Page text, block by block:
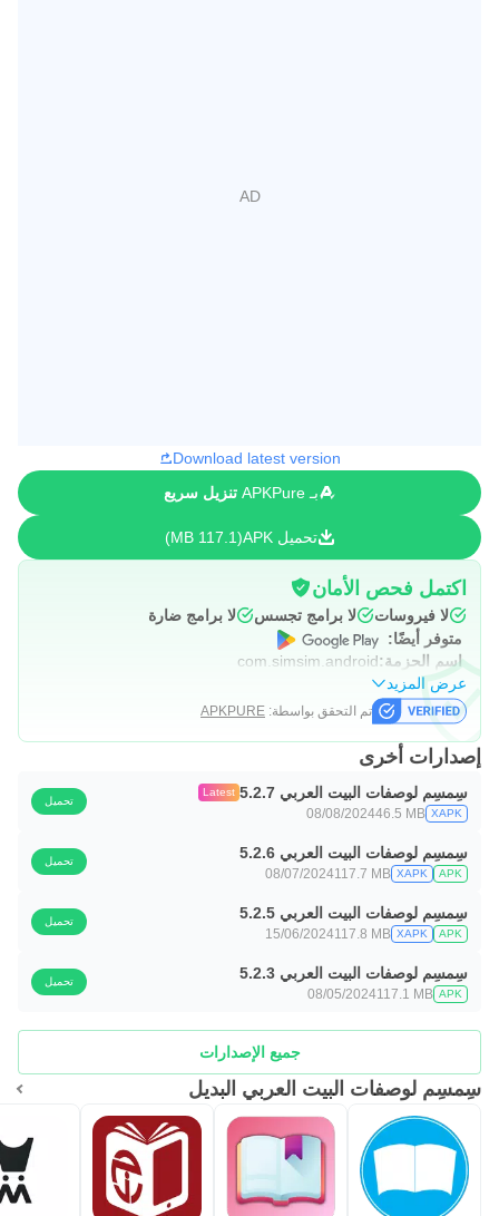
Download latest version
بـ APKPure
تنزيل سريع
تحميل APK 117.1 MB
اكتمل فحص الأمان
لا فيروسات لا برامج تجسس
لا برامج ضارة
متوفر أيضًا:
اسم الحزمة:com.simsim.android
عرض المزيد
تم التحقق بواسطة: APKPURE
إصدارات أخرى
سِمسِم لوصفات البيت العربي 5.2.7
Latest
XAPK
46.5 MB
08/08/2024
تحميل
سِمسِم لوصفات البيت العربي 5.2.6
APK
XAPK
117.7 MB
08/07/2024
تحميل
سِمسِم لوصفات البيت العربي 5.2.5
APK
XAPK
117.8 MB
15/06/2024
تحميل
سِمسِم لوصفات البيت العربي 5.2.3
APK
117.1 MB
08/05/2024
تحميل
جميع الإصدارات
سِمسِم لوصفات البيت العربي البديل